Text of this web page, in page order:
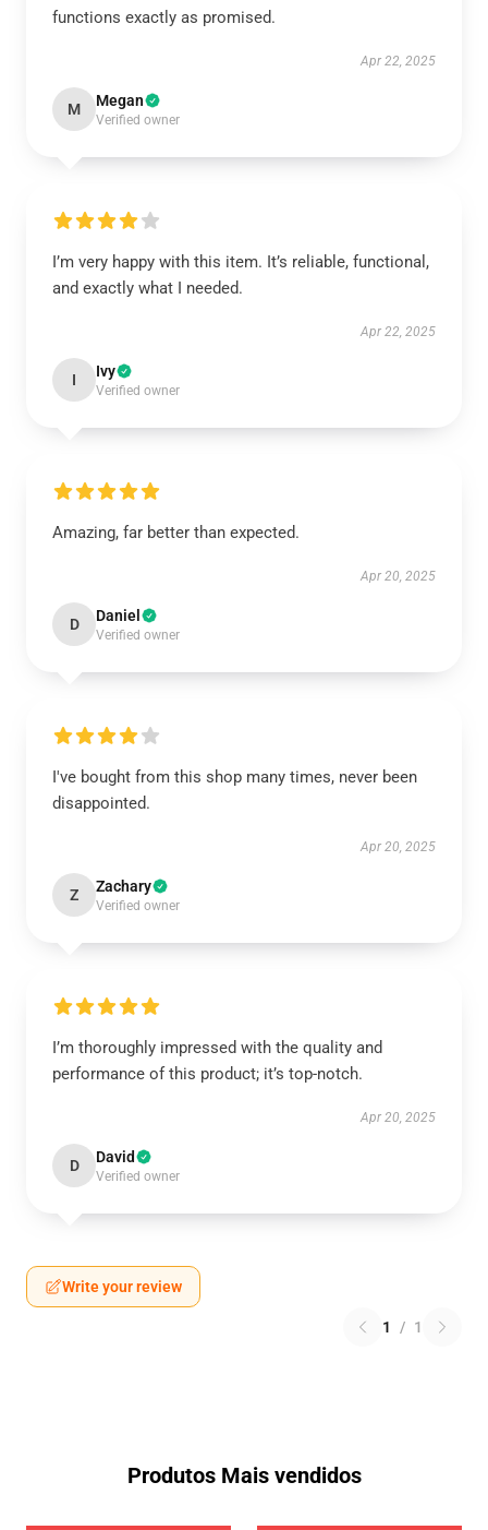
functions exactly as promised.
Apr 22, 2025
M Megan
Verified owner
I’m very happy with this item. It’s reliable, functional,
and exactly what I needed.
Apr 22, 2025
I Ivy
Verified owner
Amazing, far better than expected.
Apr 20, 2025
D Daniel
Verified owner
I've bought from this shop many times, never been
disappointed.
Apr 20, 2025
Z Zachary
Verified owner
I’m thoroughly impressed with the quality and
performance of this product; it’s top-notch.
Apr 20, 2025
D David
Verified owner
Write your review
1 / 1
Produtos Mais vendidos